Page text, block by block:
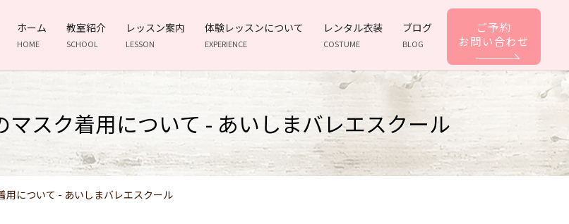
ホーム
HOME
教室紹介
SCHOOL
レッスン案内
LESSON
体験レッスンについて
EXPERIENCE
レンタル衣装
COSTUME
ブログ
BLOG
ご予約
お問い合わせ
スク着用について - あいしまバレエスクール
について - あいしまバレエスクール